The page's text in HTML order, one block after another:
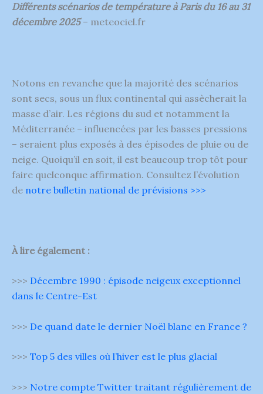
Différents scénarios de température à Paris du 16 au 31
décembre 2025– meteociel.fr
Notons en revanche que la majorité des scénarios
sont secs, sous un flux continental qui assècherait la
masse d’air. Les régions du sud et notamment la
Méditerranée – influencées par les basses pressions
– seraient plus exposés à des épisodes de pluie ou de
neige. Quoiqu’il en soit, il est beaucoup trop tôt pour
faire quelconque affirmation. Consultez l’évolution
de notre bulletin national de prévisions >>>
À lire également :
>>> Décembre 1990 : épisode neigeux exceptionnel
dans le Centre-Est
>>> De quand date le dernier Noël blanc en France ?
>>> Top 5 des villes où l’hiver est le plus glacial
>>> Notre compte Twitter traitant régulièrement de